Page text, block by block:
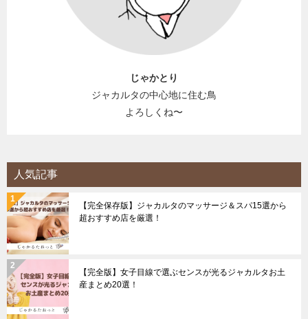
じゃかとり
ジャカルタの中心地に住む鳥
よろしくね〜
人気記事
【完全保存版】ジャカルタのマッサージ＆スパ15選から
超おすすめ店を厳選！
【完全版】女子目線で選ぶセンスが光るジャカルタお土
産まとめ20選！